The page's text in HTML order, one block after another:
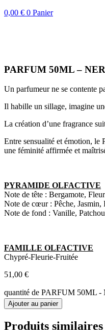
0,00 € 0 Panier
PARFUM 50ML –
Un parfumeur ne se contente
Il habille un sillage, imagine
La création d’une fragrance
Entre sensualité et émotion, le
une féminité affirmée et
PYRAMIDE OLFACTIVE
Note de tête : Bergamote,
Note de cœur : Pêche, Jasmin,
Note de fond : Vanille,
FAMILLE OLFACTIVE
Chypré-Fleurie-Fruitée
51,00 €
quantité de PARFUM 50ML
Ajouter au panier
Produits similaires